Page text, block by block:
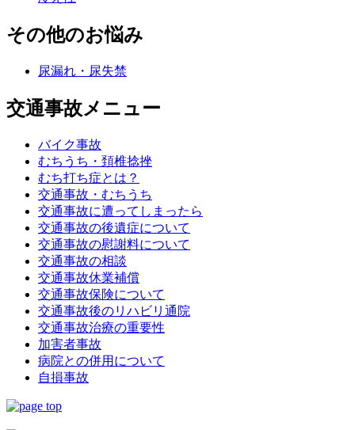
その他のお悩み
尿漏れ・尿失禁
交通事故メニュー
バイク事故
むちうち・頚椎捻挫
むち打ち症とは？
交通事故・むちうち
交通事故に遭ってしまったら
交通事故の後遺症について
交通事故の慰謝料について
交通事故の相談
交通事故休業補償
交通事故保険について
交通事故後のリハビリ通院
交通事故治療の重要性
加害者事故
病院との併用について
自損事故